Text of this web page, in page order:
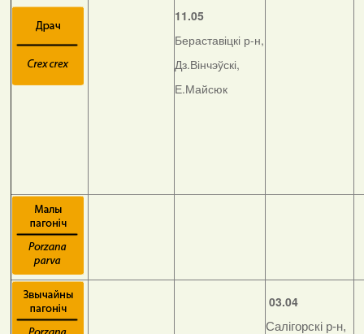
11.05
Бераставіцкі р-н,
Дз.Вінчэўскі,
Е.Майсюк
03.04
Салігорскі р-н,